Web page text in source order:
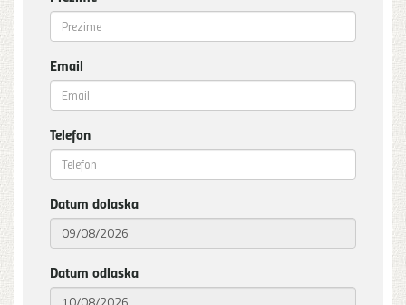
Email
Telefon
Datum dolaska
Datum odlaska